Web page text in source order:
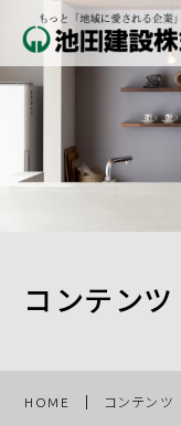
コンテンツ
HOME コンテンツ